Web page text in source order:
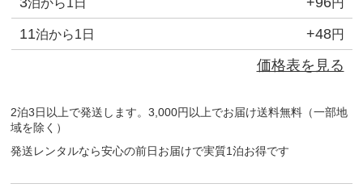
11泊から1日 +48円
価格表を見る
2泊3日以上で発送します。3,000円以上でお届け送料無料（一部地
域を除く）
発送レンタルなら安心の前日お届けで実質1泊お得です